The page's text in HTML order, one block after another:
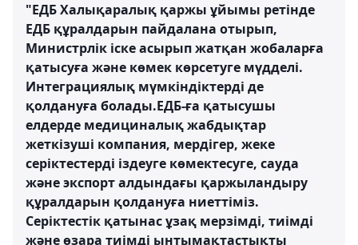
"ЕДБ Халықаралық қаржы ұйымы ретінде
ЕДБ құралдарын пайдалана отырып,
Министрлік іске асырып жатқан жобаларға
қатысуға және көмек көрсетуге мүдделі.
Интеграциялық мүмкіндіктерді де
қолдануға болады.ЕДБ-ға қатысушы
елдерде медициналық жабдықтар
жеткізуші компания, мердігер, жеке
серіктестерді іздеуге көмектесуге, сауда
және экспорт алдындағы қаржыландыру
құралдарын қолдануға ниеттіміз.
Серіктестік қатынас ұзақ мерзімді, тиімді
және өзара тиімді ынтымақтастықты